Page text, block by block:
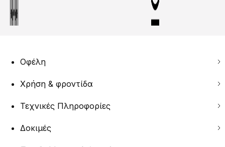
Οφέλη
Χρήση & φροντίδα
Τεχνικές Πληροφορίες
Δοκιμές